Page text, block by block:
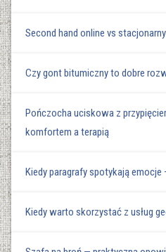
Second hand online vs
Czy gont bitumiczny to dobre
Pończocha uciskowa z
komfortem a terapią
Kiedy paragrafy spotykają
Kiedy warto skorzystać z usług